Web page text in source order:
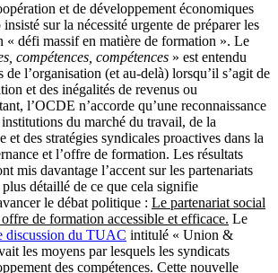
et de développement économiques
sur la nécessité urgente de préparer les
« défi massif en matière de formation ». Le
compétences, compétences » est entendu
de l’organisation (et au-delà) lorsqu’il s’agit de
et des inégalités de revenus ou
l’OCDE n’accorde qu’une reconnaissance
du marché du travail, de la
et des stratégies syndicales proactives dans la
et l’offre de formation. Les résultats
mis davantage l’accent sur les partenariats
détaillé de ce que cela signifie
le débat politique : Le partenariat social
de formation accessible et efficace. Le
discussion du TUAC intitulé « Union &
les moyens par lesquels les syndicats
des compétences. Cette nouvelle